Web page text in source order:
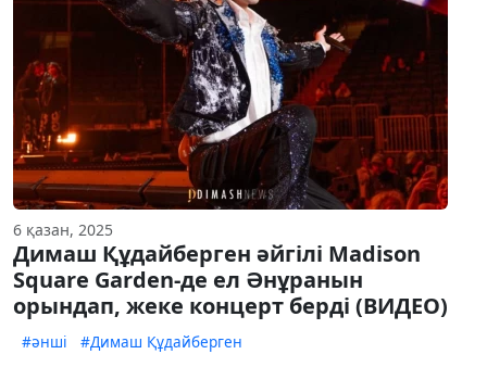
6 қазан, 2025
Димаш Құдайберген әйгілі Madison
Square Garden-де ел Әнұранын
орындап, жеке концерт берді (ВИДЕО)
#әнші #Димаш Құдайберген